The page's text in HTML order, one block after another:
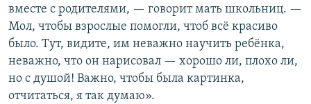
вместе с родителями, — говорит мать школьниц. —
Мол, чтобы взрослые помогли, чтоб всё красиво
было. Тут, видите, им неважно научить ребёнка,
неважно, что он нарисовал — хорошо ли, плохо ли,
но с душой! Важно, чтобы была картинка,
отчитаться, я так думаю».